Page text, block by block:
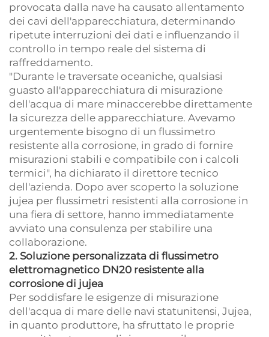
provocata dalla nave ha causato allentamento
dei cavi dell'apparecchiatura, determinando
ripetute interruzioni dei dati e influenzando il
controllo in tempo reale del sistema di
raffreddamento.
"Durante le traversate oceaniche, qualsiasi
guasto all'apparecchiatura di misurazione
dell'acqua di mare minaccerebbe direttamente
la sicurezza delle apparecchiature. Avevamo
urgentemente bisogno di un flussimetro
resistente alla corrosione, in grado di fornire
misurazioni stabili e compatibile con i calcoli
termici", ha dichiarato il direttore tecnico
dell'azienda. Dopo aver scoperto la soluzione
jujea per flussimetri resistenti alla corrosione in
una fiera di settore, hanno immediatamente
avviato una consulenza per stabilire una
collaborazione.
2. Soluzione personalizzata di flussimetro
elettromagnetico DN20 resistente alla
corrosione di jujea
Per soddisfare le esigenze di misurazione
dell'acqua di mare delle navi statunitensi, Jujea,
in quanto produttore, ha sfruttato le proprie